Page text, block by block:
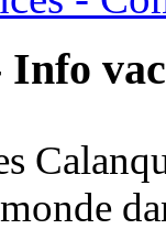
Info